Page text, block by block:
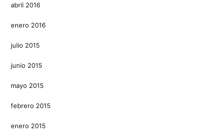
abril 2016
enero 2016
julio 2015
junio 2015
mayo 2015
febrero 2015
enero 2015